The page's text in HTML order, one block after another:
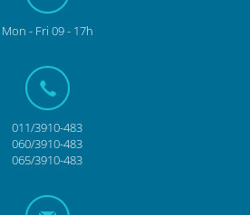
Mon - Fri 09 - 17h
011/3910-483
060/3910-483
065/3910-483